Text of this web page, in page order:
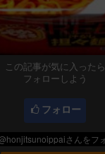
この記事が気に入ったら
フォローしよう
フォロー